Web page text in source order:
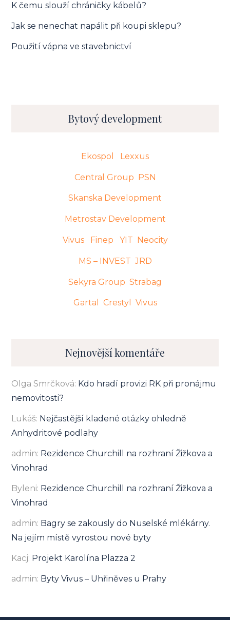
K čemu slouží chráničky kábelů?
Jak se nenechat napálit při koupi sklepu?
Použití vápna ve stavebnictví
Bytový development
Ekospol Lexxus
Central Group PSN
Skanska Development
Metrostav Development
Vivus Finep YIT Neocity
MS – INVEST JRD
Sekyra Group Strabag
Gartal Crestyl Vivus
Nejnovější komentáře
Olga Smrčková: Kdo hradí provizi RK při pronájmu
nemovitosti?
Lukáš: Nejčastější kladené otázky ohledně
Anhydritové podlahy
admin: Rezidence Churchill na rozhraní Žižkova a
Vinohrad
Byleni: Rezidence Churchill na rozhraní Žižkova a
Vinohrad
admin: Bagry se zakously do Nuselské mlékárny.
Na jejím místě vyrostou nové byty
Kacj: Projekt Karolína Plazza 2
admin: Byty Vivus – Uhřiněves u Prahy